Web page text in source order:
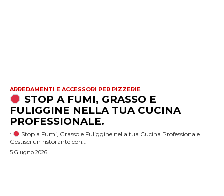
ARREDAMENTI E ACCESSORI PER PIZZERIE
STOP A FUMI, GRASSO E
FULIGGINE NELLA TUA CUCINA
PROFESSIONALE.
:
Stop a Fumi, Grasso e Fuliggine nella tua Cucina Professionale
Gestisci un ristorante con...
5 Giugno 2026